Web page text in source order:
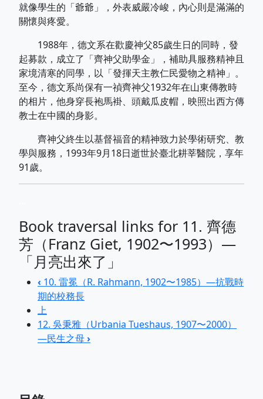
就像學生的「爺爺」，外表威嚴冷峻，內心則是滿滿的
關懷與疼愛。
1988年，德文系在歡慶神父85歲生日的同時，發
起募款，成立了「齊神父助學金」，補助具服務精神且
家境清寒的同學，以「發揮天主教仁民愛物之精神」。
至今，德文系尚保有一禎齊神父1932年在山東傳教時
的相片，他身穿長袍馬褂、頭戴瓜皮帽，映照出西方傳
教士在中國的身影。
齊神父終生以基督福音的精神致力於學術研究、教
學與服務，1993年9月18日逝世於臺北耕莘醫院，享年
91歲。
Book traversal links for 11. 齊德
芳（Franz Giet, 1902〜1993）—
「月亮出來了」
‹ 10. 雷冕（R. Rahmann, 1902〜1985）—抗戰時
期的校務長
上
12. 吳秉雅（Urbania Tueshaus, 1907〜2000）
—民生之母›